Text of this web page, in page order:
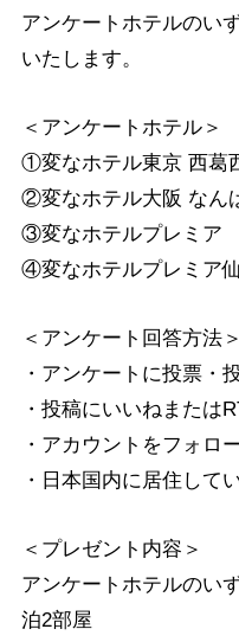
アンケートホテルのい
いたします。
＜アンケートホテル＞
①変なホテル東京 西葛
②変なホテル大阪 なん
③変なホテルプレミア
④変なホテルプレミア
＜アンケート回答方法＞
・アンケートに投票・
・投稿にいいねまたは
・アカウントをフォロ
・日本国内に居住して
＜プレゼント内容＞
アンケートホテルのい
泊2部屋